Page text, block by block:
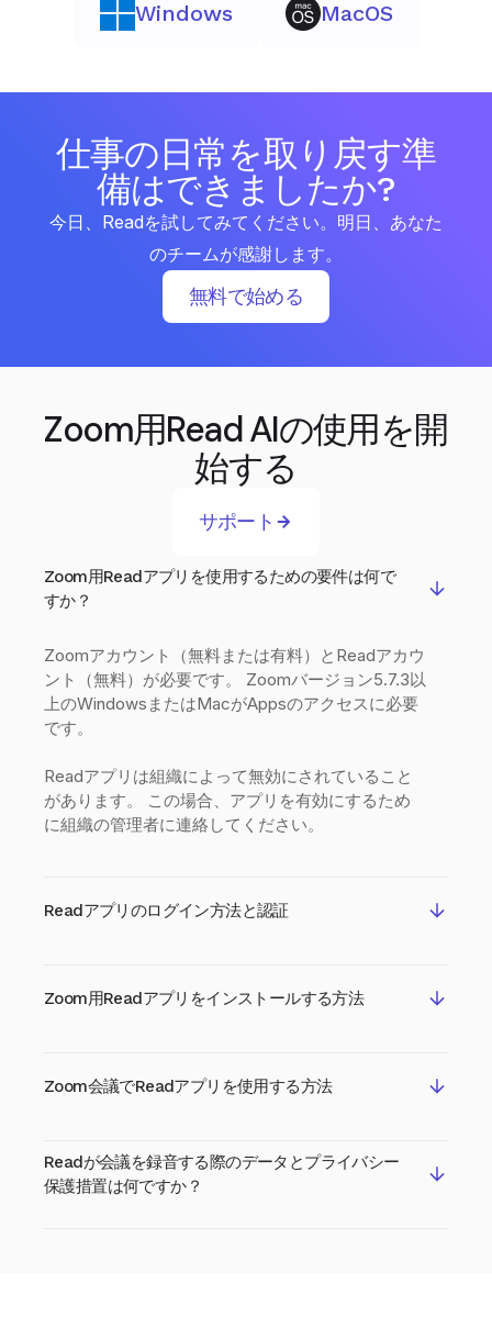
Windows MacOS
仕事の日常を取り戻す準
備はできましたか?
今日、Readを試してみてください。明日、あなた
のチームが感謝します。
無料で始める
Zoom用Read AIの使用を開
始する
サポート
Zoom用Readアプリを使用するための要件は何で
すか？
Zoomアカウント（無料または有料）とReadアカウ
ント（無料）が必要です。 Zoomバージョン5.7.3以
上のWindowsまたはMacがAppsのアクセスに必要
です。
Readアプリは組織によって無効にされていること
があります。 この場合、アプリを有効にするため
に組織の管理者に連絡してください。
Readアプリのログイン方法と認証
Readをインストールすると、アプリケーションの
に求められます。 まだアカウントを作成していな
い場合は、無料でサインアップできます。既存ユー
Zoom用Readアプリをインストールする方法
ス、デスクトップクライアントのアプリタブ、また
します。3. 「発見」をクリックします。4. 会議の要
約、トランスクリプト、Readからの録音の詳細を
Zoom会議でReadアプリを使用する方法
Zoom会議中にReadアプリを使うには、アプリタブ
をクリックし、Readからの会議の要約、トランス
クリプト、録音を選択します。 アカウントにサイ
Readが会議を録音する際のデータとプライバシー
保護措置は何ですか？